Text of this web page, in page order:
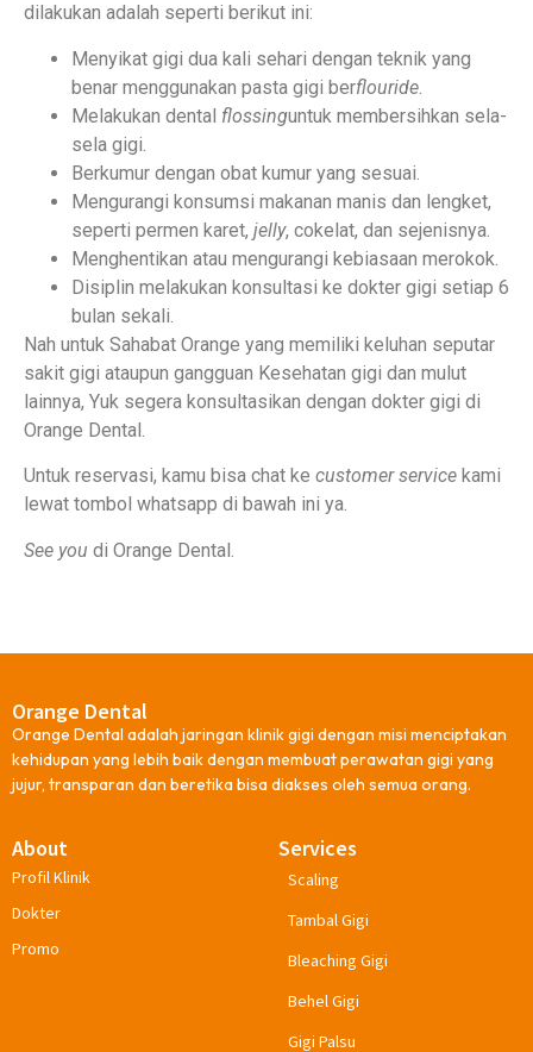
dilakukan adalah seperti berikut ini:
Menyikat gigi dua kali sehari dengan teknik yang
benar menggunakan pasta gigi berflouride
Melakukan dental flossinguntuk membersihkan sela-
sela gigi.
Berkumur dengan obat kumur yang sesuai.
Mengurangi konsumsi makanan manis dan lengket,
seperti permen karet, jelly, cokelat, dan sejenisnya.
Menghentikan atau mengurangi kebiasaan merokok.
Disiplin melakukan konsultasi ke dokter gigi setiap 6
bulan sekali.
Nah untuk Sahabat Orange yang memiliki keluhan seputar
sakit gigi ataupun gangguan Kesehatan gigi dan mulut
lainnya, Yuk segera konsultasikan dengan dokter gigi di
Orange Dental.
Untuk reservasi, kamu bisa chat ke customer service kami
lewat tombol whatsapp di bawah ini ya.
See you di Orange Dental.
Orange Dental
Orange Dental adalah jaringan klinik gigi dengan misi menciptakan
kehidupan yang lebih baik dengan membuat perawatan gigi yang
jujur, transparan dan beretika bisa diakses oleh semua orang.
About
Profil Klinik
Dokter
Promo
Services
Scaling
Tambal Gigi
Bleaching Gigi
Behel Gigi
Gigi Palsu